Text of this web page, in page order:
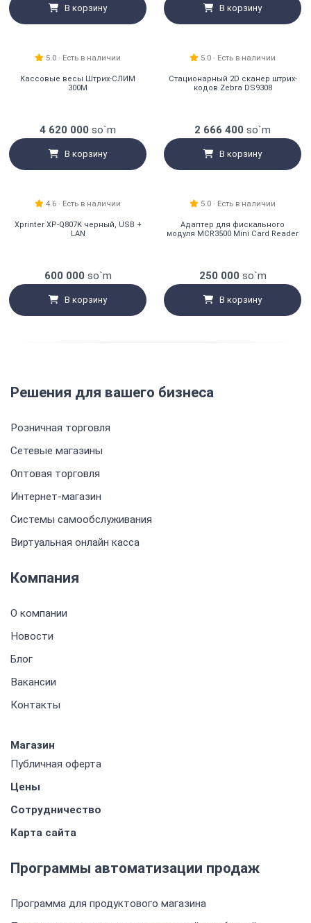
В корзину В корзину
5.0 · Есть в наличии
Кассовые весы Штрих-СЛИМ
300M
4 620 000 so`m
В корзину
5.0 · Есть в наличии
Стационарный 2D сканер штрих-
кодов Zebra DS9308
2 666 400 so`m
В корзину
4.6 · Есть в наличии
Xprinter XP-Q807K черный, USB +
LAN
600 000so`m
В корзину
5.0 · Есть в наличии
Адаптер для фискального
модуля MCR3500 Mini Card Reader
250 000so`m
В корзину
Решения для вашего бизнеса
Розничная торговля
Сетевые магазины
Оптовая торговля
Интернет-магазин
Системы самообслуживания
Виртуальная онлайн касса
Компания
О компании
Новости
Блог
Вакансии
Контакты
Магазин
Публичная оферта
Цены
Сотрудничество
Карта сайта
Программы автоматизации продаж
Программа для продуктового магазина